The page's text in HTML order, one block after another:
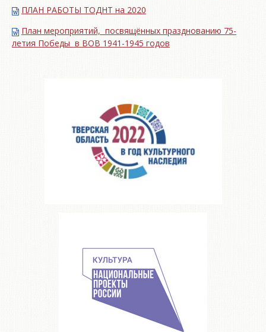
ПЛАН РАБОТЫ ТОДНТ на 2020
План мероприятий, посвящённых празднованию 75-
летия Победы в ВОВ 1941-1945 годов